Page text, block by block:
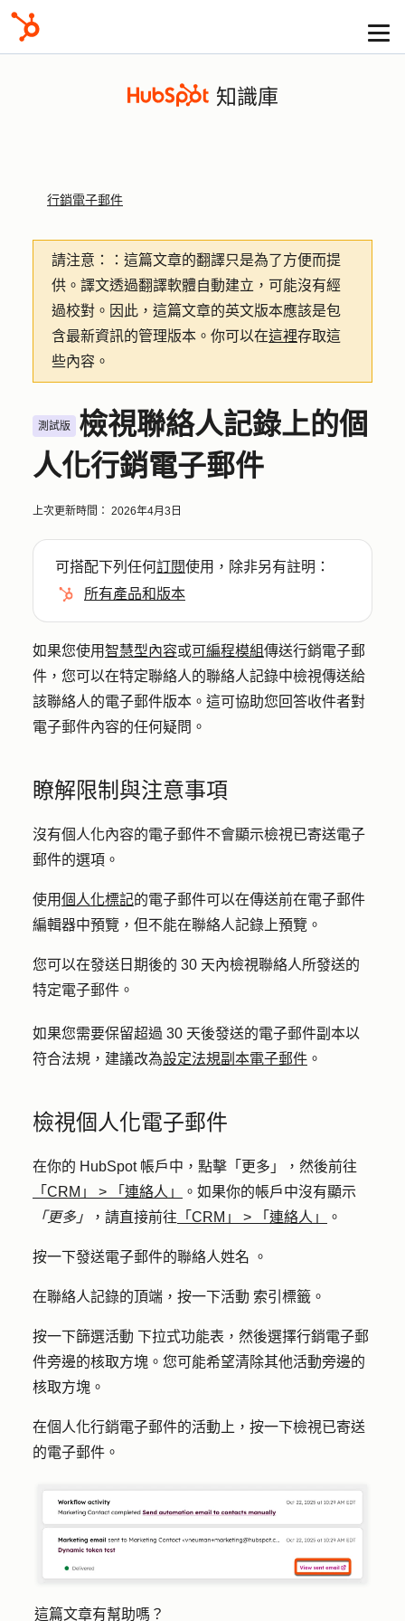
知識庫
行銷電子郵件
請注意：
：這篇文章的翻譯只是為了方便而提
供。譯文透過翻譯軟體自動建立，可能沒有經
過校對。因此，這篇文章的英文版本應該是包
含最新資訊的管理版本。你可以在這裡存取這
些內容。
測試版
檢視聯絡人記錄上的個
人化行銷電子郵件
上次更新時間： 2026年4月3日
可搭配下列任何訂閱使用，除非另有註明：
所有產品和版本
如果您使用智慧型內容或可編程模組傳送行銷電子郵
件，您可以在特定聯絡人的聯絡人記錄中檢視傳送給
該聯絡人的電子郵件版本。這可協助您回答收件者對
電子郵件內容的任何疑問。
瞭解限制與注意事項
沒有個人化內容的電子郵件不會顯示檢視已寄送電子
郵件的選項。
使用個人化標記的電子郵件可以在傳送前在電子郵件
編輯器中預覽，但不能在聯絡人記錄上預覽。
您可以在發送日期後的 30 天內檢視聯絡人所發送的
特定電子郵件。
如果您需要保留超過 30 天後發送的電子郵件副本以
符合法規，建議改為設定法規副本電子郵件 。
檢視個人化電子郵件
在你的 HubSpot 帳戶中，點擊 「更多」
，然後前往
「CRM」
> 「連絡人」
。如果你的帳戶中沒有顯示
「更多」
，請直接前往 「CRM」 > 「連絡人」 。
按一下發送電子郵件的聯絡人姓名 。
在聯絡人記錄的頂端，按一下活動 索引標籤。
按一下篩選活動 下拉式功能表，然後選擇行銷電子郵
件旁邊的核取方塊。您可能希望清除其他活動旁邊的
核取方塊。
在個人化行銷電子郵件的活動上，按一下檢視已寄送
的電子郵件 。
這篇文章有幫助嗎？